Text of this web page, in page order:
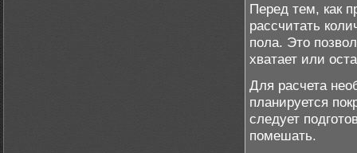
Перед тем, как
рассчитать
пола. Это
хватает или
Для расчета
планируется
следует
помешать.